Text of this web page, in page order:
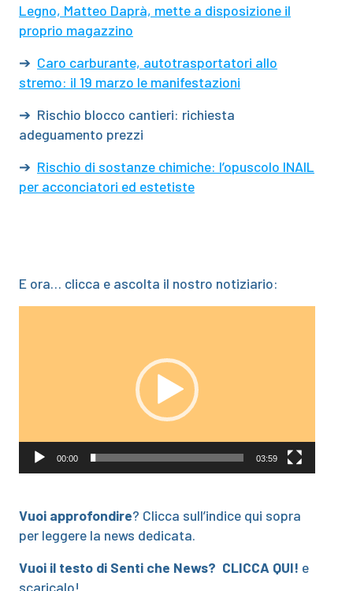
Legno, Matteo Daprà, mette a disposizione il
proprio magazzino
➔ Caro carburante, autotrasportatori allo
stremo: il 19 marzo le manifestazioni
➔ Rischio blocco cantieri: richiesta
adeguamento prezzi
➔ Rischio di sostanze chimiche: l’opuscolo INAIL
per acconciatori ed estetiste
E ora… clicca e ascolta il nostro notiziario:
00:00 03:59
Vuoi approfondire? Clicca sull’indice qui sopra
per leggere la news dedicata.
Vuoi il testo di Senti che News? CLICCA QUI! e
scaricalo!